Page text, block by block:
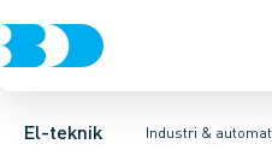
El-teknik Industri &
Afbrydere, stikkontakter &
Industristiksystemer
Distribueret I/O - analog/